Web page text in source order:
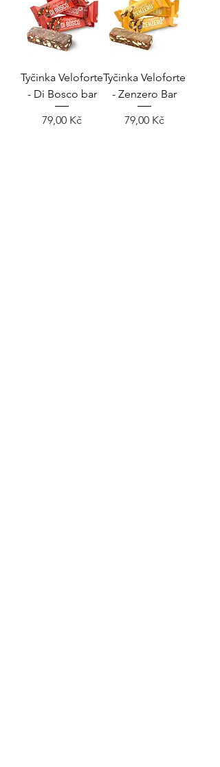
Tyčinka Veloforte
- Di Bosco bar
Cena
79,00 Kč
Tyčinka Veloforte
- Zenzero Bar
Cena
79,00 Kč